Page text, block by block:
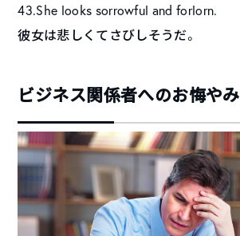
43.She looks sorrowful and forlorn.
彼女は悲しくてさびしそうだ。
ビジネス関係者へのお悔やみ